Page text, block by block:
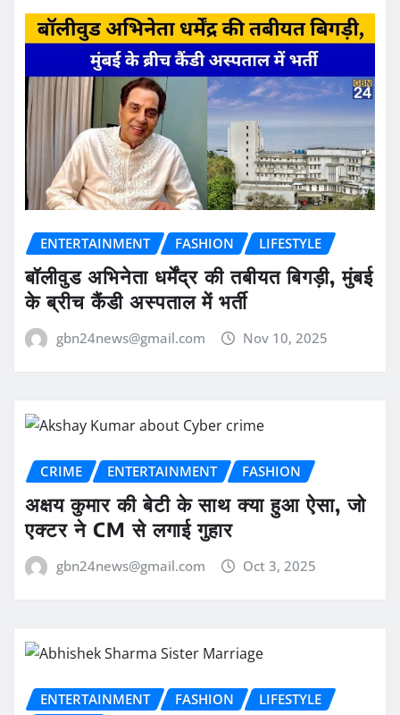
ENTERTAINMENT FASHION LIFESTYLE
बॉलीवुड अभिनेता धर्मेंद्र की तबीयत बिगड़ी, मुंबई
के ब्रीच कैंडी अस्पताल में भर्ती
gbn24news@gmail.com Nov 10, 2025
CRIME ENTERTAINMENT FASHION
अक्षय कुमार की बेटी के साथ क्या हुआ ऐसा, जो
एक्टर ने CM से लगाई गुहार
gbn24news@gmail.com Oct 3, 2025
ENTERTAINMENT FASHION
LIFESTYLE